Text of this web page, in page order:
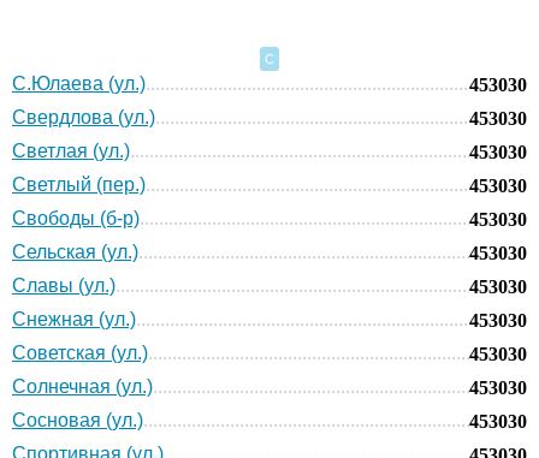
С
С.Юлаева (ул.)
453030
Свердлова (ул.)
453030
Светлая (ул.)
453030
Светлый (пер.)
453030
Свободы (б-р)
453030
Сельская (ул.)
453030
Славы (ул.)
453030
Снежная (ул.)
453030
Советская (ул.)
453030
Солнечная (ул.)
453030
Сосновая (ул.)
453030
Спортивная (ул.)